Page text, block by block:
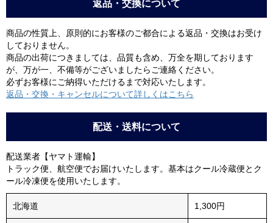
返品・交換について
商品の性質上、原則的にお客様のご都合による返品・交換はお受け
しておりません。
商品の出荷につきましては、品質も含め、万全を期しております
が、万が一、不備等がございましたらご連絡ください。
必ずお客様にご納得いただけるまで対応いたします。
返品・交換・キャンセルについて詳しくはこちら
配送・送料について
配送業者【ヤマト運輸】
トラック便、航空便でお届けいたします。基本はクール冷蔵便とク
ール冷凍便を使用いたします。
北海道 1,300円